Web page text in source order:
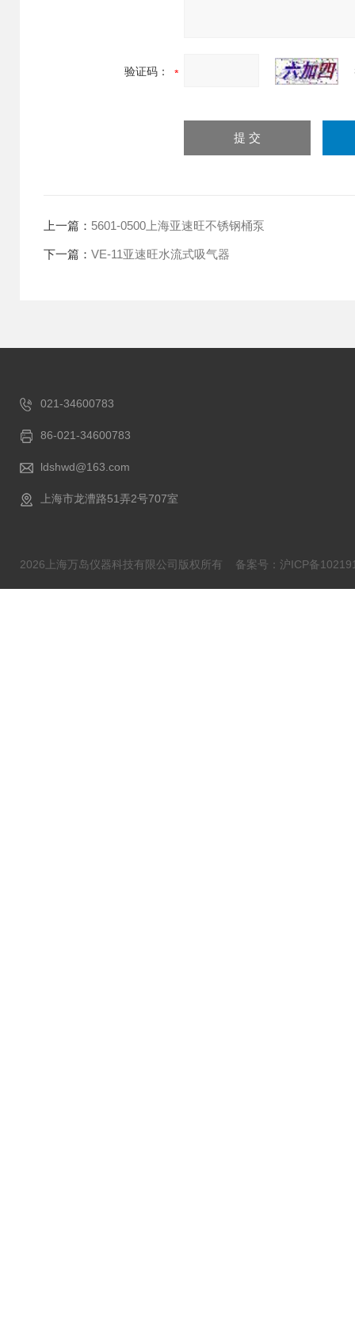
验证码：
上一篇： 5601-0500上海亚速旺不锈钢桶泵
下一篇： VE-11亚速旺水流式吸气器
021-34600783
86-021-34600783
ldshwd@163.com
上海市龙漕路51弄2号707室
2026上海万岛仪器科技有限公司版权所有 备案号：沪ICP备